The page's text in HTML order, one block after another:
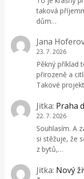
taková
dům…
Jana
23. 7. 2026
Pěkný příklad
přirozeně a
Takové
Jitka: Praha
22. 7. 2026
Souhlasím. A
si stěžuje, že
z bytů,…
Jitka: Nový